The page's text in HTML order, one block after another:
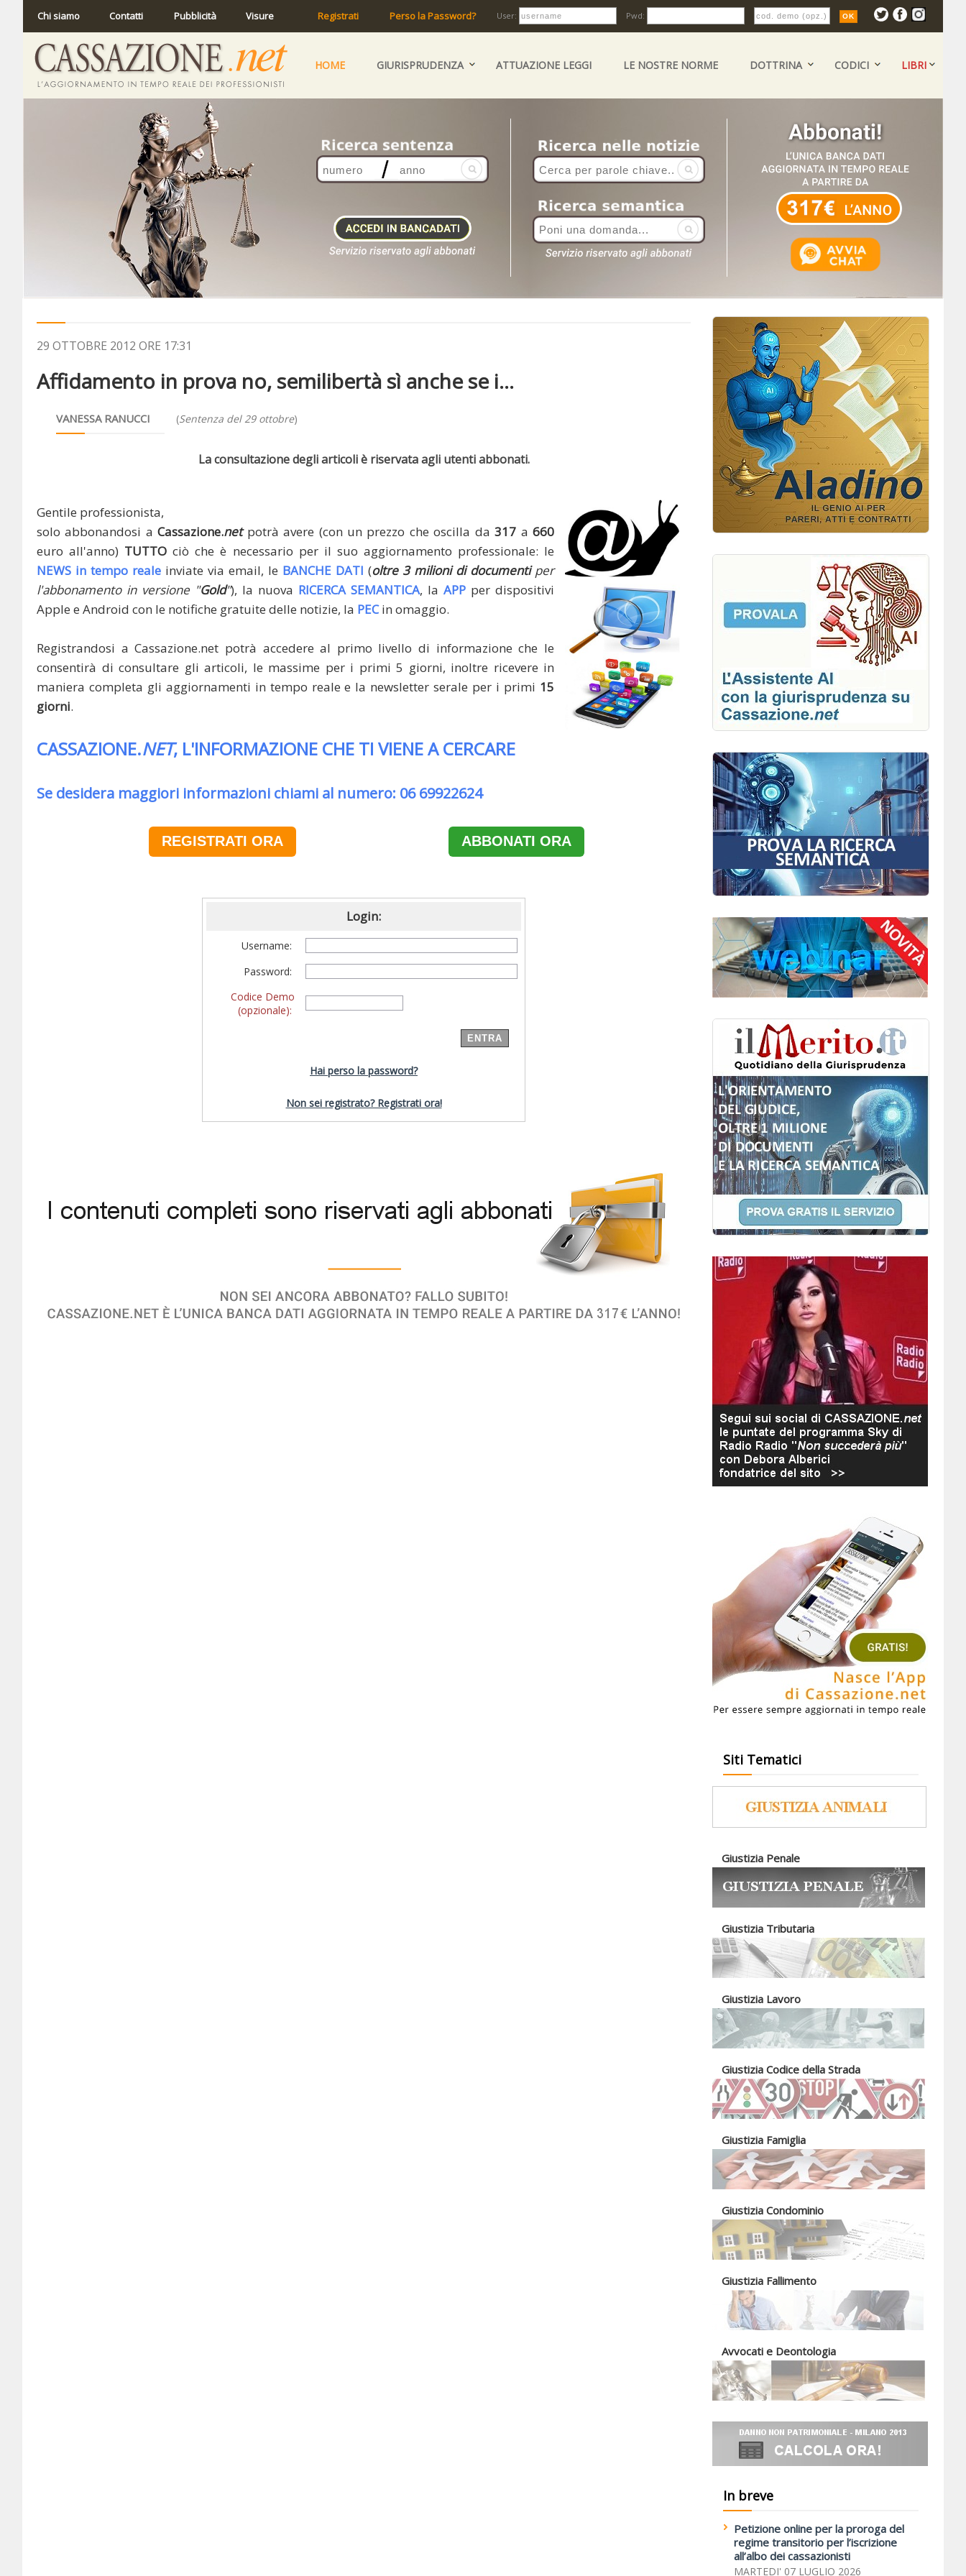
Chi siamo Contatti Pubblicità Visure Registrati Perso la Password? User: Pwd:
HOME GIURISPRUDENZA ATTUAZIONE LEGGI LE NOSTRE NORME DOTTRINA CODICI LIBRI
29 OTTOBRE 2012 ORE 17:31
Affidamento in prova no, semilibertà sì anche se i...
VANESSA RANUCCI (Sentenza del 29 ottobre)
La consultazione degli articoli è riservata agli utenti abbonati.
Gentile professionista,
solo abbonandosi aCassazione.netpotrà avere (con un prezzo che oscilla da317 a660
euro all'anno) TUTTO ciò che è necessario per il suo aggiornamento professionale: le
NEWS in tempo reale inviate via email, le BANCHE DATI (oltre 3 milioni di documentiper
l'abbonamento in versione "Gold"), la nuova RICERCA SEMANTICA, la APP per dispositivi
Apple e Android con le notifiche gratuite delle notizie, la PECin omaggio.
Registrandosi a Cassazione.net potrà accedere al primo livello di informazione che le
consentirà di consultare gli articoli, le massime per i primi 5 giorni, inoltre ricevere in
maniera completa gli aggiornamenti in tempo reale e la newsletter serale per i primi 15
giorni.
CASSAZIONE.NET, L'INFORMAZIONE CHE TI VIENE A CERCARE
Se desidera maggiori informazioni chiami al numero: 06 69922624
REGISTRATI ORA ABBONATI ORA
Login:
Username:
Password:
Codice Demo
(opzionale):
Hai perso la password?
Non sei registrato? Registrati ora!
Siti Tematici
Giustizia Penale
Giustizia Tributaria
Giustizia Lavoro
Giustizia Codice della Strada
Giustizia Famiglia
Giustizia Condominio
Giustizia Fallimento
Avvocati e Deontologia
In breve
Petizione online per la proroga del
regime transitorio per l’iscrizione
all’albo dei cassazionisti
MARTEDI' 07 LUGLIO 2026